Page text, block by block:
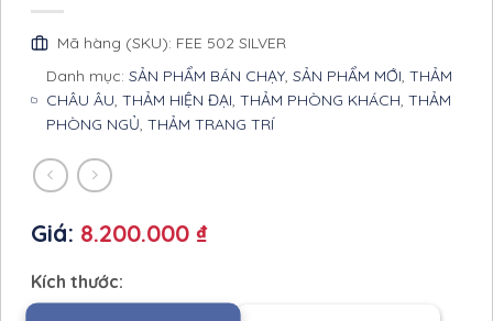
Mã hàng (SKU): FEE 502 SILVER
Danh mục:SẢN PHẨM BÁN CHẠY,SẢN PHẨM MỚI,THẢM
CHÂU ÂU,THẢM HIỆN ĐẠI,THẢM PHÒNG KHÁCH,THẢM
PHÒNG NGỦ,THẢM TRANG TRÍ
Giá: 8.200.000 ₫
Kích thước: